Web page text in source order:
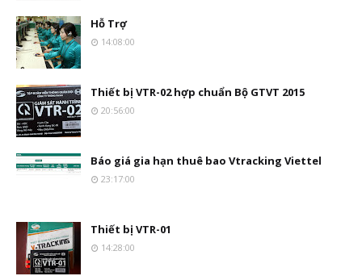
Hỗ Trợ
14:08:00
Thiết bị VTR-02 hợp chuẩn Bộ GTVT 2015
20:56:00
Báo giá gia hạn thuê bao Vtracking Viettel
23:17:00
Thiết bị VTR-01
14:28:00